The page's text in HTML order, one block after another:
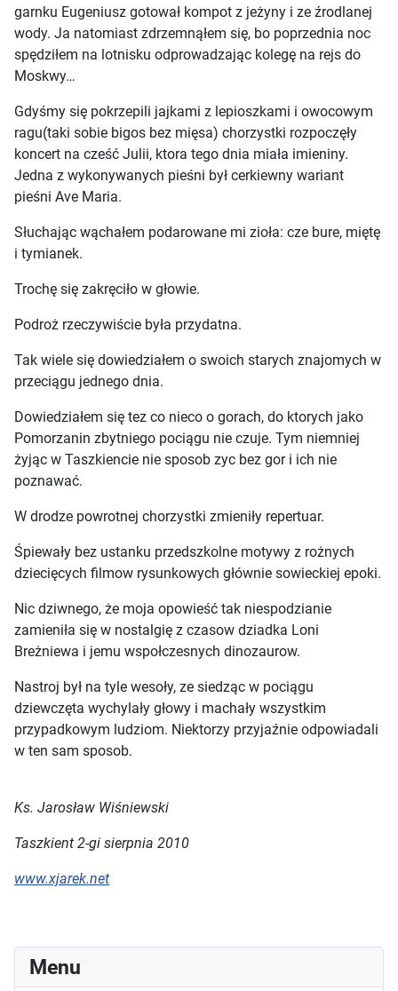
Menu
garnku Eugeniusz gotował kompot z jeżyny i ze źrodlanej
wody. Ja natomiast zdrzemnąłem się, bo poprzednia noc
spędziłem na lotnisku odprowadzając kolegę na rejs do
Moskwy…
Gdyśmy się pokrzepili jajkami z lepioszkami i owocowym
ragu(taki sobie bigos bez mięsa) chorzystki rozpoczęły
koncert na cześć Julii, ktora tego dnia miała imieniny.
Jedna z wykonywanych pieśni był cerkiewny wariant
pieśni Ave Maria.
Słuchając wąchałem podarowane mi zioła: cze bure, miętę
i tymianek.
Trochę się zakręciło w głowie.
Podroż rzeczywiście była przydatna.
Tak wiele się dowiedziałem o swoich starych znajomych w
przeciągu jednego dnia.
Dowiedziałem się tez co nieco o gorach, do ktorych jako
Pomorzanin zbytniego pociągu nie czuje. Tym niemniej
żyjąc w Taszkiencie nie sposob zyc bez gor i ich nie
poznawać.
W drodze powrotnej chorzystki zmieniły repertuar.
Śpiewały bez ustanku przedszkolne motywy z rożnych
dziecięcych filmow rysunkowych głównie sowieckiej epoki.
Nic dziwnego, że moja opowieść tak niespodzianie
zamieniła się w nostalgię z czasow dziadka Loni
Breżniewa i jemu wspołczesnych dinozaurow.
Nastroj był na tyle wesoły, ze siedząc w pociągu
dziewczęta wychylały głowy i machały wszystkim
przypadkowym ludziom. Niektorzy przyjaźnie odpowiadali
w ten sam sposob.
Ks. Jarosław Wiśniewski
Taszkient 2-gi sierpnia 2010
www.xjarek.net